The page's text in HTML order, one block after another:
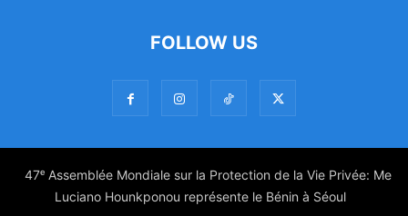
FOLLOW US
47ᵉ Assemblée Mondiale sur la Protection de la Vie Privée: Me
Luciano Hounkponou représente le Bénin à Séoul